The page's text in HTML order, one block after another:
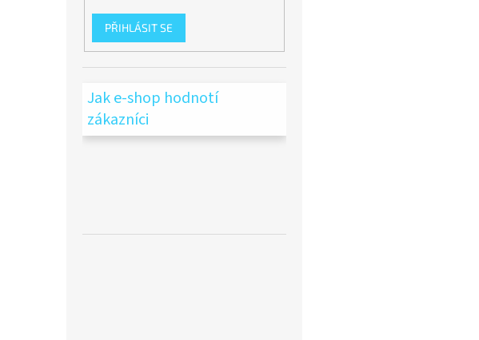
PŘIHLÁSIT SE
Jak e-shop hodnotí
zákazníci